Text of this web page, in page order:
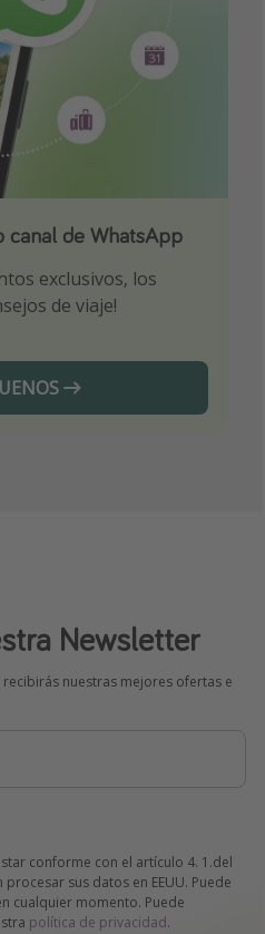
canal de WhatsApp
exclusivos, los
de viaje!
nuestros chollazos
canal de Telegram!
seleccionadas para
en viajes
Newsletter
nuestras mejores ofertas e
conforme con el artículo 4. 1.del
sus datos en EEUU. Puede
cualquier momento. Puede
política de privacidad.